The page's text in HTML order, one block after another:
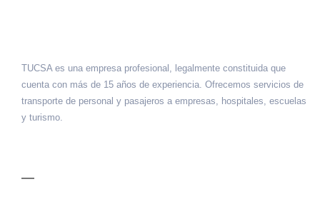
TUCSA es una empresa profesional, legalmente constituida que
cuenta con más de 15 años de experiencia. Ofrecemos servicios de
transporte de personal y pasajeros a empresas, hospitales, escuelas
y turismo.